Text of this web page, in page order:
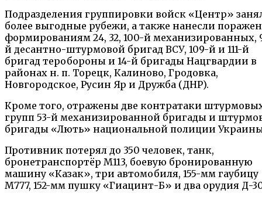
Подразделения группировки войск «Центр»
более выгодные рубежи, а также нанесли
формированиям 24, 32, 100-й механизированных,
й десантно-штурмовой бригад ВСУ, 109-й и 111-й
бригад теробороны и 14-й бригады Нацгвардии в
районах н. п. Торецк, Калиново, Гродовка,
Новгородское, Русин Яр и Дружба (ДНР).
Кроме того, отражены две контратаки
групп 53-й механизированной бригады и
бригады «Лють» национальной полиции
Противник потерял до 350 человек, танк,
бронетранспортёр М113, боевую бронированную
машину «Казак», три автомобиля, 155-мм гаубицу
M777, 152-мм пушку «Гиацинт-Б» и два орудия Д-